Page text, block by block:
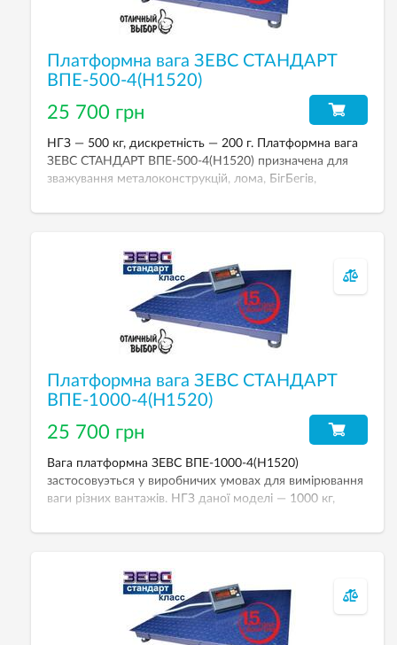
Платформна вага ЗЕВС СТАНДАРТ
ВПЕ-500-4(Н1520)
25 700 грн
НГЗ — 500 кг, дискретність — 200 г. Платформна вага
ЗЕВС СТАНДАРТ ВПЕ-500-4(Н1520) призначена для
зважування металоконструкцій, лома, БігБегів,
тензодатчики Zemic (H8С) — сталь із нікелевим
зважування A12E (пластик) з можливістю живлення від
акумулятора.
Платформна вага ЗЕВС СТАНДАРТ
ВПЕ-1000-4(Н1520)
25 700 грн
Вага платформна ЗЕВС ВПЕ-1000-4(Н1520)
застосовуэться у виробничих умовах для вимірювання
ваги різних вантажів. НГЗ даної моделі — 1000 кг,
тензодатчики Zemic — сталь із нікелевим покриттям,
A12E (пластик) з можливістю живлення від
акумулятора.